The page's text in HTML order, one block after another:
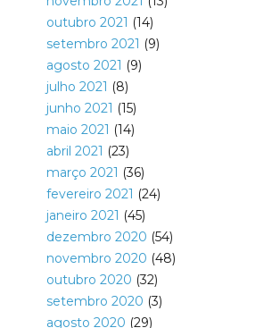
outubro 2021 (14)
setembro 2021 (9)
agosto 2021 (9)
julho 2021 (8)
junho 2021 (15)
maio 2021 (14)
abril 2021 (23)
março 2021 (36)
fevereiro 2021 (24)
janeiro 2021 (45)
dezembro 2020 (54)
novembro 2020 (48)
outubro 2020 (32)
setembro 2020 (3)
agosto 2020 (29)